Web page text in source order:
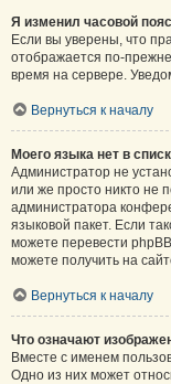
Я изменил часовой
Если вы уверены, что
отображается по-
время на сервере.
Вернуться к началу
Моего языка нет в
Администратор не
или же просто никто не
администратора
языковой пакет. Если
можете перевести
можете получить на
Вернуться к началу
Что означают
Вместе с именем
Одно из них может